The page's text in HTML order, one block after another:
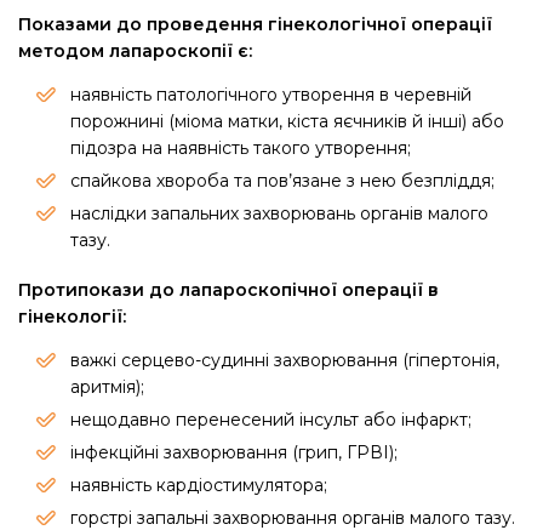
Показами до проведення гінекологічної операції
методом лапароскопії є:
наявність патологічного утворення в черевній
порожнині (міома матки, кіста яєчників й інші) або
підозра на наявність такого утворення;
спайкова хвороба та пов’язане з нею безпліддя;
наслідки запальних захворювань органів малого
тазу.
Протипокази до лапароскопічної операції в
гінекології:
важкі серцево-судинні захворювання (гіпертонія,
аритмія);
нещодавно перенесений інсульт або інфаркт;
інфекційні захворювання (грип, ГРВІ);
наявність кардіостимулятора;
горстрі запальні захворювання органів малого тазу.